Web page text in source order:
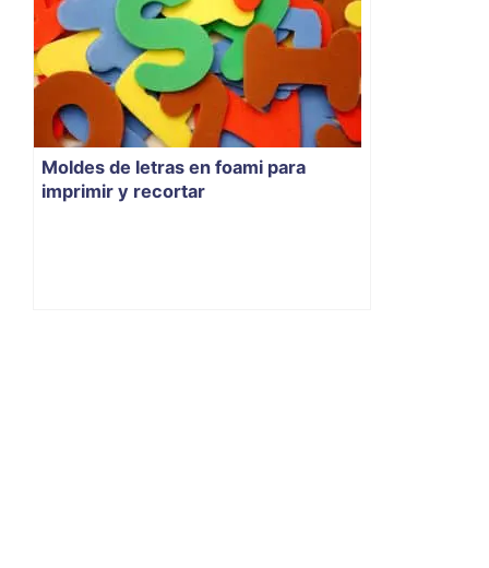
Moldes de letras en foami para
imprimir y recortar